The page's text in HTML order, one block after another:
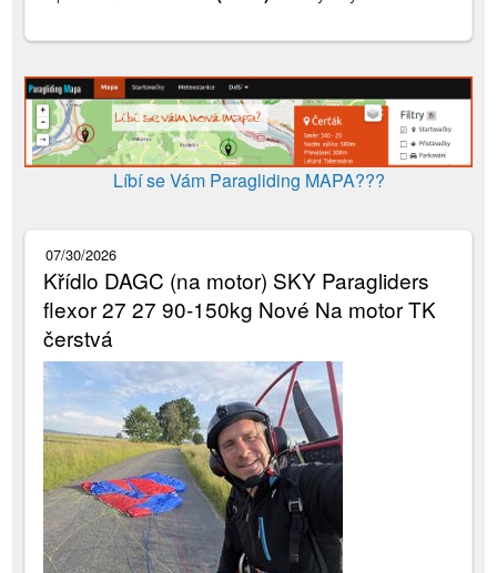
Líbí se Vám Paragliding MAPA???
07/30/2026
Křídlo DAGC (na motor) SKY Paragliders
flexor 27 27 90-150kg Nové Na motor TK
čerstvá